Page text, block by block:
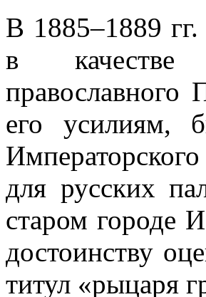
В 1885–1889
в качестве
православного
его усилиям,
для русских
старом городе
достоинству
титул «рыцаря